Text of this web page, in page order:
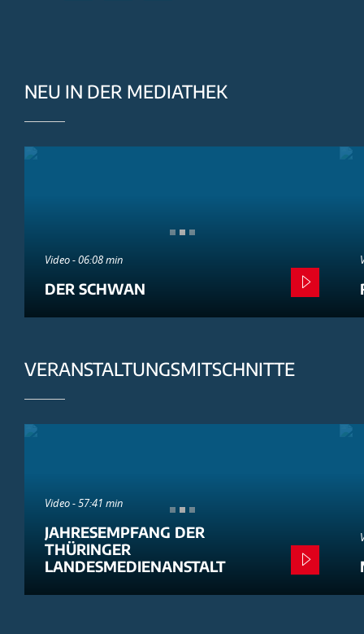
NEU IN DER MEDIATHEK
Video - 06:08 min
DER SCHWAN
VERANSTALTUNGSMITSCHNITTE
Video - 57:41 min
JAHRESEMPFANG DER
THÜRINGER
LANDESMEDIENANSTALT